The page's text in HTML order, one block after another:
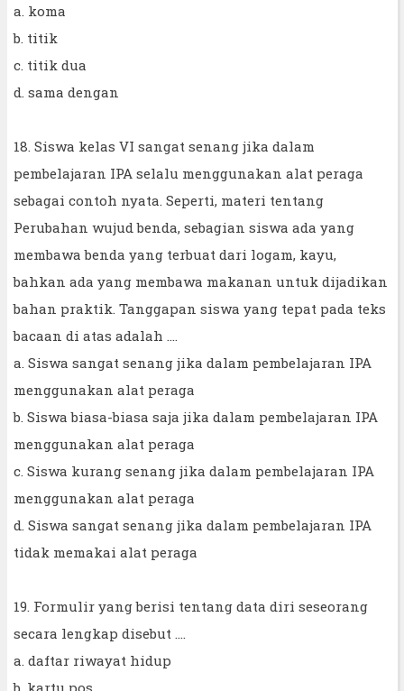
a. koma
b. titik
c. titik dua
d. sama dengan
18. Siswa kelas VI sangat senang jika dalam
pembelajaran IPA selalu menggunakan alat peraga
sebagai contoh nyata. Seperti, materi tentang
Perubahan wujud benda, sebagian siswa ada yang
membawa benda yang terbuat dari logam, kayu,
bahkan ada yang membawa makanan untuk dijadikan
bahan praktik. Tanggapan siswa yang tepat pada teks
bacaan di atas adalah ….
a. Siswa sangat senang jika dalam pembelajaran IPA
menggunakan alat peraga
b. Siswa biasa-biasa saja jika dalam pembelajaran IPA
menggunakan alat peraga
c. Siswa kurang senang jika dalam pembelajaran IPA
menggunakan alat peraga
d. Siswa sangat senang jika dalam pembelajaran IPA
tidak memakai alat peraga
19. Formulir yang berisi tentang data diri seseorang
secara lengkap disebut ....
a. daftar riwayat hidup
b. kartu pos